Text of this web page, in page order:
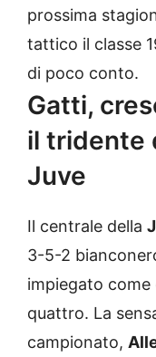
prossima
tattico il classe
di poco conto.
Gatti,
il tridente
Juve
Il centrale della
3-5-2
impiegato come
quattro. La
campionato,